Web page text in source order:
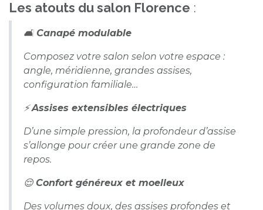
Les atouts du salon Florence :
🛋️ Canapé modulable
Composez votre salon selon votre espace :
angle, méridienne, grandes assises,
configuration familiale…
⚡Assises extensibles électriques
D’une simple pression, la profondeur d’assise
s’allonge pour créer une grande zone de
repos.
😌 Confort généreux et moelleux
Des volumes doux, des assises profondes et